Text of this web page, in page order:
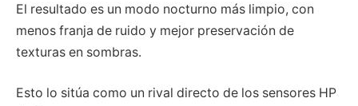
El resultado es un modo nocturno más limpio, con
menos franja de ruido y mejor preservación de
texturas en sombras.
Esto lo sitúa como un rival directo de los sensores HP